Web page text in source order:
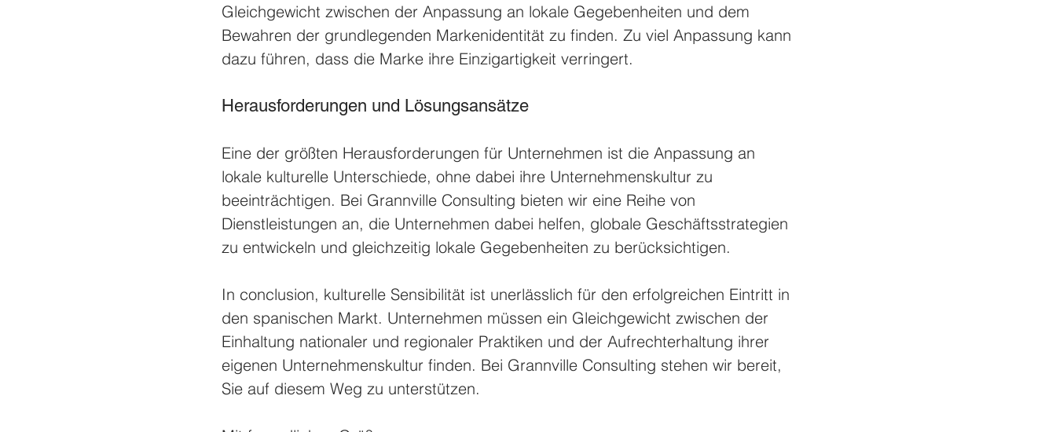
Gleichgewicht zwischen der Anpassung an lokale Gegebenheiten und dem
Bewahren der grundlegenden Markenidentität zu finden. Zu viel Anpassung kann
dazu führen, dass die Marke ihre Einzigartigkeit verringert.
Herausforderungen und Lösungsansätze
Eine der größten Herausforderungen für Unternehmen ist die Anpassung an
lokale kulturelle Unterschiede, ohne dabei ihre Unternehmenskultur zu
beeinträchtigen. Bei Grannville Consulting bieten wir eine Reihe von
Dienstleistungen an, die Unternehmen dabei helfen, globale Geschäftsstrategien
zu entwickeln und gleichzeitig lokale Gegebenheiten zu berücksichtigen.
In conclusion, kulturelle Sensibilität ist unerlässlich für den erfolgreichen Eintritt in
den spanischen Markt. Unternehmen müssen ein Gleichgewicht zwischen der
Einhaltung nationaler und regionaler Praktiken und der Aufrechterhaltung ihrer
eigenen Unternehmenskultur finden. Bei Grannville Consulting stehen wir bereit,
Sie auf diesem Weg zu unterstützen.